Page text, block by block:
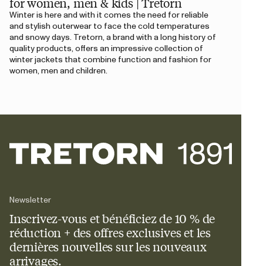
Winter is here and with it comes the need for reliable
and stylish outerwear to face the cold temperatures
and snowy days. Tretorn, a brand with a long history of
quality products, offers an impressive collection of
winter jackets that combine function and fashion for
women, men and children.
Newsletter
Inscrivez-vous et bénéficiez de 10 % de
réduction + des offres exclusives et les
dernières nouvelles sur les nouveaux
arrivages.